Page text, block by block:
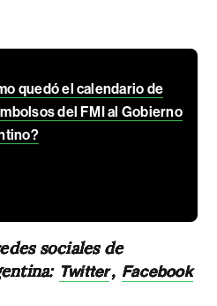
quedó el calendario de
del FMI al Gobierno
sociales de
Twitter, Facebook